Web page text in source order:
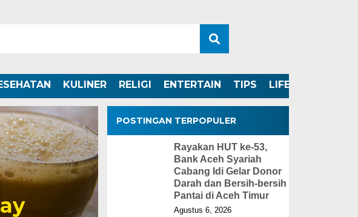
KULINER RELIGI ENTERTAIN TIPS LIFESTYLE
POSTINGAN TERPOPULER
Rayakan HUT ke-53,
Bank Aceh Syariah
Cabang Idi Gelar Donor
Darah dan Bersih-bersih
Pantai di Aceh Timur
Agustus 6, 2026